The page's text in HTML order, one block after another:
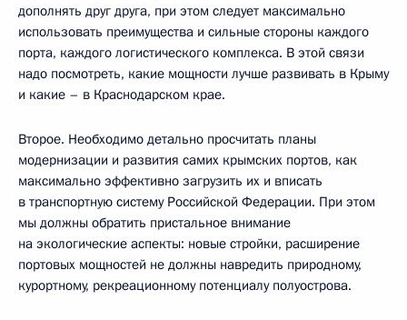
дополнять друг друга, при этом следует максимально
использовать преимущества и сильные стороны каждого
порта, каждого логистического комплекса. В этой связи
надо посмотреть, какие мощности лучше развивать в Крыму
и какие – в Краснодарском крае.
Второе. Необходимо детально просчитать планы
модернизации и развития самих крымских портов, как
максимально эффективно загрузить их и вписать
в транспортную систему Российской Федерации. При этом
мы должны обратить пристальное внимание
на экологические аспекты: новые стройки, расширение
портовых мощностей не должны навредить природному,
курортному, рекреационному потенциалу полуострова.